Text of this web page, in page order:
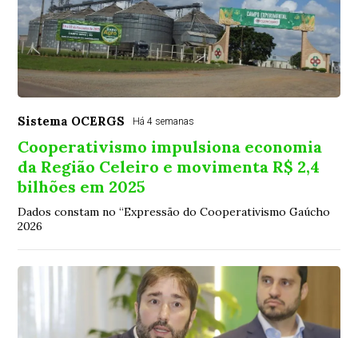
Sistema OCERGS Há 4 semanas
Cooperativismo impulsiona economia
da Região Celeiro e movimenta R$ 2,4
bilhões em 2025
Dados constam no “Expressão do Cooperativismo Gaúcho
2026